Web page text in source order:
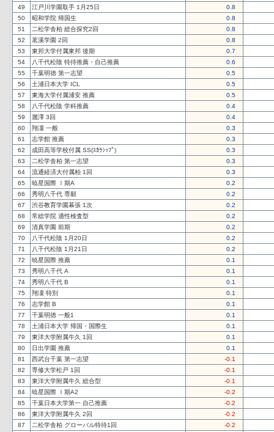
49
江戸川学園取手 1月25日
0.8
50
昭和学院 帰国生
0.8
51
二松学舎柏 総合探究2回
0.8
52
茗溪学園 2回
0.8
53
東邦大学付属東邦 後期
0.7
54
八千代松陰 特待推薦・自己推薦
0.6
55
千葉明徳 第一志望
0.5
56
土浦日本大学 ICL
0.5
57
東海大学付属浦安 推薦
0.5
58
八千代松陰 学科推薦
0.4
59
麗澤 3回
0.4
60
翔凜 一般
0.3
61
志学館 推薦
0.3
62
成田高等学校付属 SS(ｽｶﾗｼｯﾌﾟ)
0.3
63
二松学舎柏 第一志望
0.3
64
流通経済大付属柏 1回
0.3
65
暁星国際 Ⅰ期A
0.2
66
秀明八千代 専願
0.2
67
渋谷教育学園幕張 1次
0.2
68
常総学院 適性検査型
0.2
69
清真学園 前期
0.2
70
八千代松陰 1月20日
0.2
71
八千代松陰 1月21日
0.2
72
暁星国際 推薦
0.1
73
秀明八千代 A
0.1
74
秀明八千代 B
0.1
75
翔凜 特別
0.1
76
志学館 B
0.1
77
千葉明徳 一般1
0.1
78
土浦日本大学 帰国・国際生
0.1
79
東洋大学附属牛久 1回
0.1
80
日出学園 推薦
0.1
81
西武台千葉 第一志望
-0.1
82
専修大学松戸 1回
-0.1
83
東洋大学附属牛久 総合型
-0.1
84
暁星国際 Ⅰ期A2
-0.2
85
千葉日本大学第一 自己推薦
-0.2
86
東洋大学附属牛久 2回
-0.2
87
二松学舎柏 グローバル特待1回
-0.2